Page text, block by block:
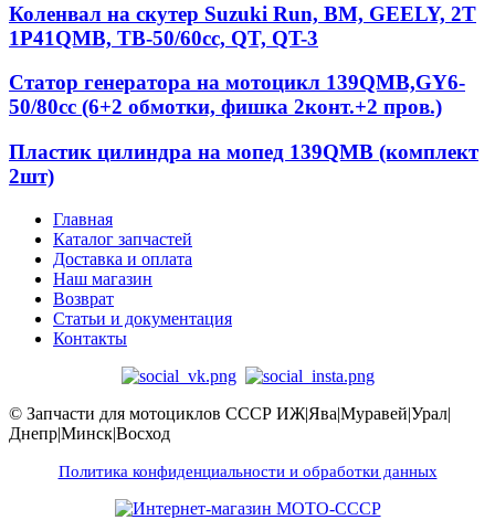
Коленвал на скутер Suzuki Run, BM, GEELY, 2T
1P41QMB, ТВ-50/60сс, QT, QT-3
Статор генератора на мотоцикл 139QМВ,GY6-
50/80сс (6+2 обмотки, фишка 2конт.+2 пров.)
Пластик цилиндра на мопед 139QMB (комплект
2шт)
Главная
Каталог запчастей
Доставка и оплата
Наш магазин
Возврат
Статьи и документация
Контакты
© Запчасти для мотоциклов СССР ИЖ|Ява|Муравей|Урал|
Днепр|Минск|Восход
Политика конфиденциальности и обработки данных